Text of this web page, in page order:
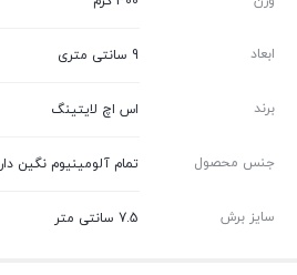
ابعاد 9 سانتی متری
برند اس اچ لایتینگ
جنس محصول تمام آلومینیوم نگین دار
سایز برش 7.5 سانتی متر